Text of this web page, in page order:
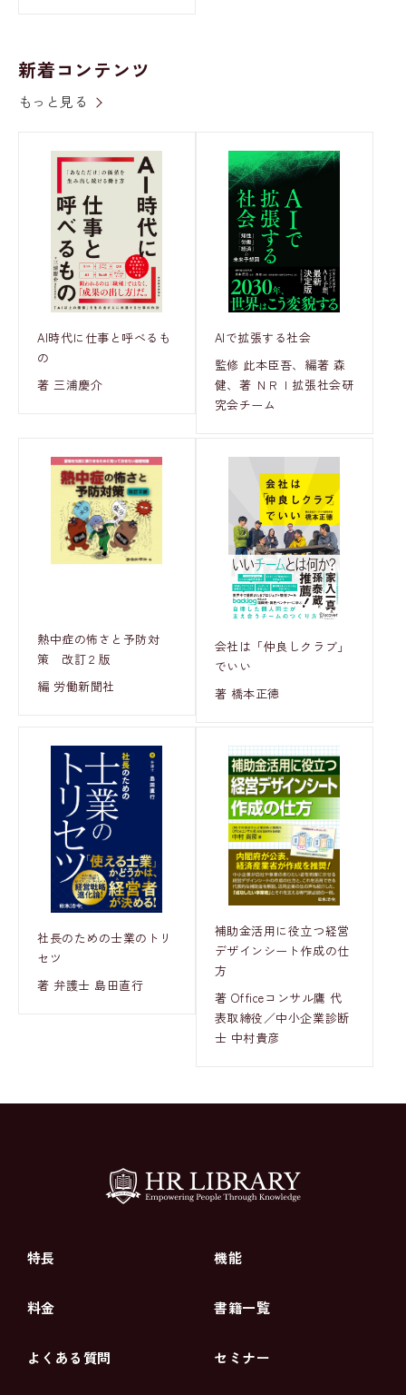
新着コンテンツ
もっと見る
AI時代に仕事と呼べるも
の
著 三浦慶介
AIで拡張する社会
監修 此本臣吾、編著 森
健、著 ＮＲＩ拡張社会研
究会チーム
熱中症の怖さと予防対
策 改訂２版
編 労働新聞社
会社は「仲良しクラブ」
でいい
著 橋本正徳
社長のための士業のトリ
セツ
著 弁護士 島田直行
補助金活用に役立つ経営
デザインシート作成の仕
方
著 Officeコンサル鷹 代
表取締役／中小企業診断
士 中村貴彦
特長 機能
料金 書籍一覧
よくある質問 セミナー